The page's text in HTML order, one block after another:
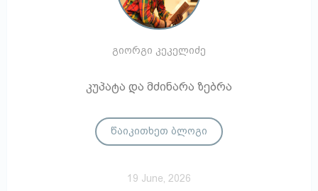
გიორგი კეკელიძე
კუპატა და მძინარა ზებრა
წაიკითხეთ ბლოგი
19 June, 2026